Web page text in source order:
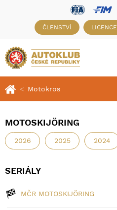
ČLENSTVÍ LICENCE
Motokros
MOTOSKIJÖRING
2026 2025 2024
SERIÁLY
MČR MOTOSKIJÖRING